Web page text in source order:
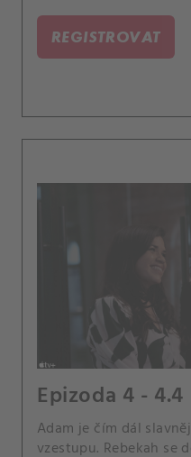
REGISTROVAT
Epizoda 4 - 4.4
Adam je čím dál
vzestupu. Rebekah se